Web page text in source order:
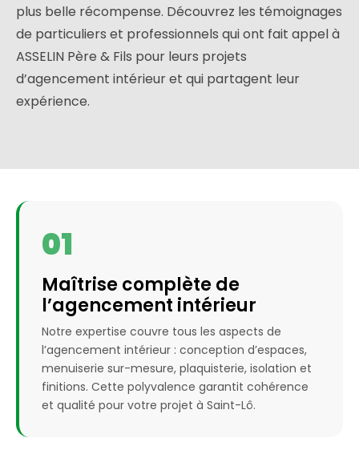
plus belle récompense. Découvrez les témoignages
de particuliers et professionnels qui ont fait appel à
ASSELIN Père & Fils pour leurs projets
d’agencement intérieur et qui partagent leur
expérience.
01
Maîtrise complète de
l’agencement intérieur
Notre expertise couvre tous les aspects de
l’agencement intérieur : conception d’espaces,
menuiserie sur-mesure, plaquisterie, isolation et
finitions. Cette polyvalence garantit cohérence
et qualité pour votre projet à Saint-Lô.